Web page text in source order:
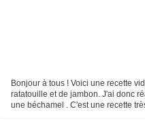
Bonjour à tous ! Voici une recette
ratatouille et de jambon. J'ai donc
une béchamel . C'est une recette